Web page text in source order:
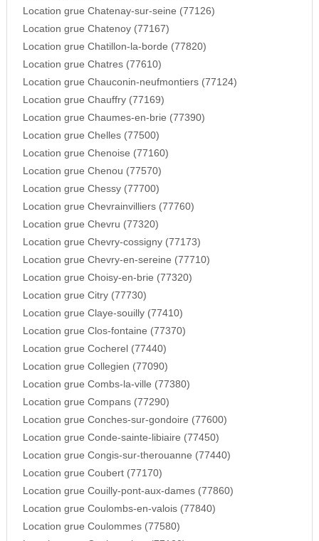
Location grue Chatenay-sur-seine (77126)
Location grue Chatenoy (77167)
Location grue Chatillon-la-borde (77820)
Location grue Chatres (77610)
Location grue Chauconin-neufmontiers (77124)
Location grue Chauffry (77169)
Location grue Chaumes-en-brie (77390)
Location grue Chelles (77500)
Location grue Chenoise (77160)
Location grue Chenou (77570)
Location grue Chessy (77700)
Location grue Chevrainvilliers (77760)
Location grue Chevru (77320)
Location grue Chevry-cossigny (77173)
Location grue Chevry-en-sereine (77710)
Location grue Choisy-en-brie (77320)
Location grue Citry (77730)
Location grue Claye-souilly (77410)
Location grue Clos-fontaine (77370)
Location grue Cocherel (77440)
Location grue Collegien (77090)
Location grue Combs-la-ville (77380)
Location grue Compans (77290)
Location grue Conches-sur-gondoire (77600)
Location grue Conde-sainte-libiaire (77450)
Location grue Congis-sur-therouanne (77440)
Location grue Coubert (77170)
Location grue Couilly-pont-aux-dames (77860)
Location grue Coulombs-en-valois (77840)
Location grue Coulommes (77580)